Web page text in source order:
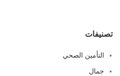
تصنيفات
التأمين الصحي
جمال